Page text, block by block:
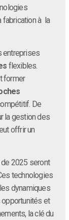
fabrication à la
entreprises
flexibles.
former
De
la gestion des
offrir un
de 2025 seront
technologies
dynamiques
et
la clé du